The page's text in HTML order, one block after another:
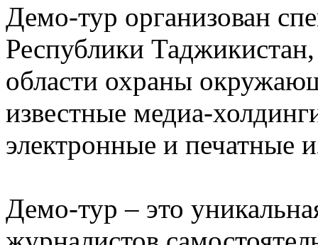
Демо-тур организован
Республики
области охраны
известные медиа-
электронные и печатные
Демо-тур – это